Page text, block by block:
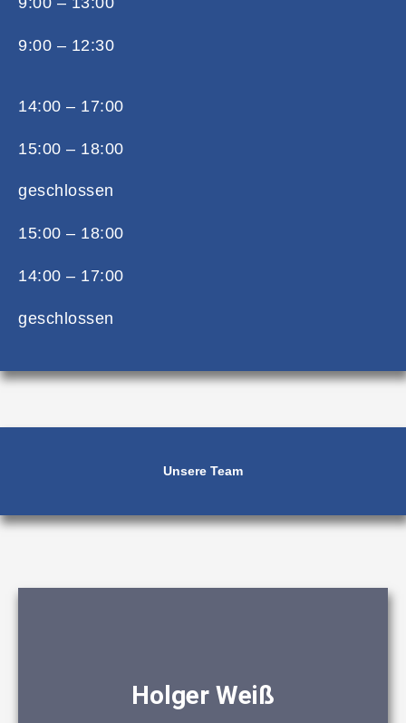
9:00 – 12:30
14:00 – 17:00
15:00 – 18:00
geschlossen
15:00 – 18:00
14:00 – 17:00
geschlossen
Unsere Team
Holger Weiß
Chirurgie
Zahnmedizin